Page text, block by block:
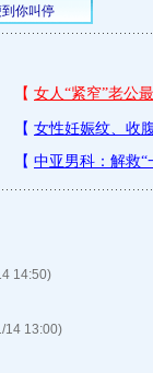
14:50)
14 13:00)